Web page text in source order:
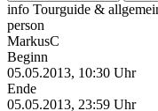
info Tourguide &
person
MarkusC
Beginn
05.05.2013, 10:30 Uhr
Ende
05.05.2013, 23:59 Uhr